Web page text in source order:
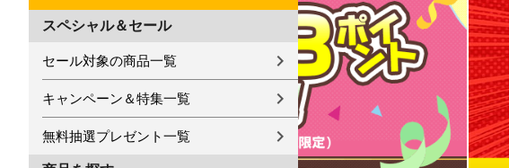
スペシャル＆セール
セール対象の商品一覧
キャンペーン＆特集一覧
無料抽選プレゼント一覧